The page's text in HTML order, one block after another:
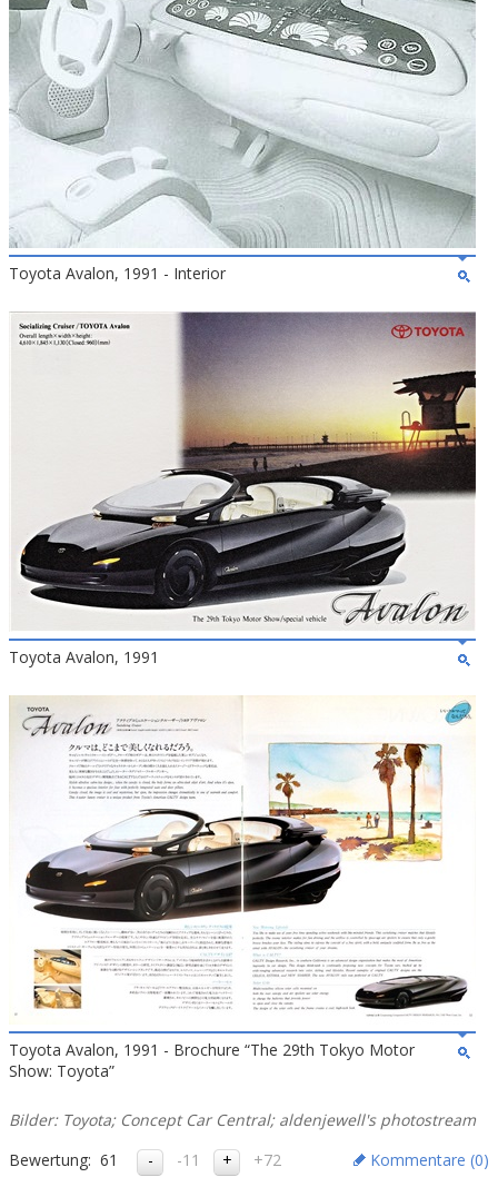
Toyota Avalon, 1991 - Interior
Toyota Avalon, 1991
Toyota Avalon, 1991 - Brochure “The 29th Tokyo Motor
Show: Toyota”
Bilder: Toyota; Concept Car Central; aldenjewell's photostream
Bewertung: 61 -11 +72 Kommentare (0)